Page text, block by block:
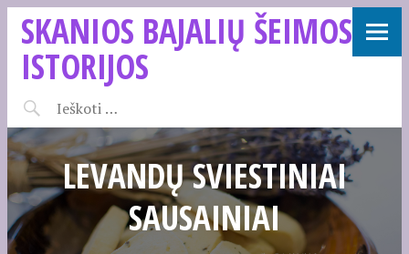
SKANIOS BAJALIŲ ŠEIMOS
ISTORIJOS
LEVANDŲ SVIESTINIAI
SAUSAINIAI